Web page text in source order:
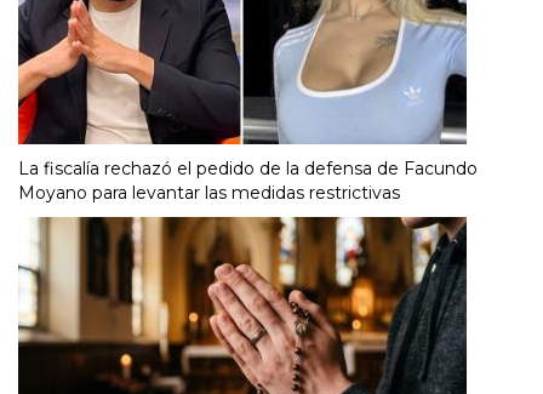
La fiscalía rechazó el pedido de la defensa de Facundo
Moyano para levantar las medidas restrictivas